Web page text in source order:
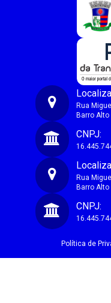
Câmara Municipal de
Rua
Barro Alto
CNPJ:
Rua
Barro Alto
CNPJ:
Política de